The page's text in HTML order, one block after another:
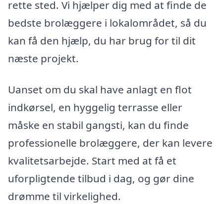
rette sted. Vi hjælper dig med at finde de
bedste brolæggere i lokalområdet, så du
kan få den hjælp, du har brug for til dit
næste projekt.
Uanset om du skal have anlagt en flot
indkørsel, en hyggelig terrasse eller
måske en stabil gangsti, kan du finde
professionelle brolæggere, der kan levere
kvalitetsarbejde. Start med at få et
uforpligtende tilbud i dag, og gør dine
drømme til virkelighed.